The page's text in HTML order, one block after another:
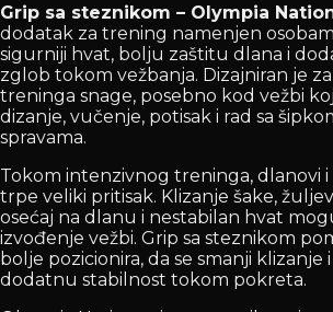
Grip sa steznikom – Olympia
dodatak za trening namenjen
sigurniji hvat, bolju zaštitu dlana i
zglob tokom vežbanja. Dizajniran je
treninga snage, posebno kod vežbi
dizanje, vučenje, potisak i rad sa
spravama.
Tokom intenzivnog treninga, dlanovi
trpe veliki pritisak. Klizanje šake,
osećaj na dlanu i nestabilan hvat
izvođenje vežbi. Grip sa steznikom
bolje pozicionira, da se smanji klizanje
dodatnu stabilnost tokom pokreta.